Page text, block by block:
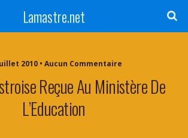
Lamastre.net
2010 • Aucun Commentaire
Reçue Au Ministère De
L’Education